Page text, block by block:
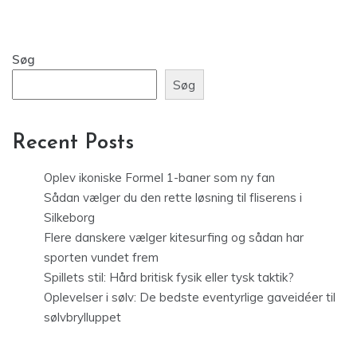
Søg
Søg
Recent Posts
Oplev ikoniske Formel 1-baner som ny fan
Sådan vælger du den rette løsning til fliserens i
Silkeborg
Flere danskere vælger kitesurfing og sådan har
sporten vundet frem
Spillets stil: Hård britisk fysik eller tysk taktik?
Oplevelser i sølv: De bedste eventyrlige gaveidéer til
sølvbrylluppet